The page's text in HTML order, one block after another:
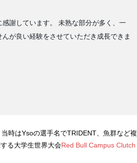
謝しています。 未熟な部分が多く、一
が良い経験をさせていただき成長できま
時はYsoの選手名でTRIDENT、魚群など複
る大学生世界大会Red Bull Campus Clutch